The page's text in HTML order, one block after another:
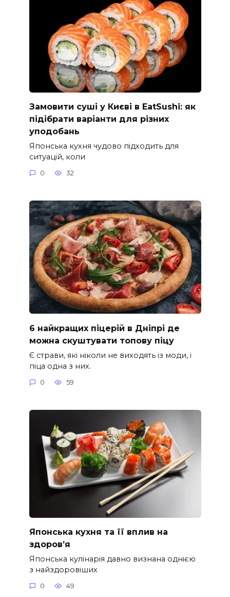
Замовити суші у Києві в EatSushi: як
підібрати варіанти для різних
уподобань
Японська кухня чудово підходить для
ситуацій, коли
0 32
6 найкращих піцерій в Дніпрі де
можна скуштувати топову піцу
Є страви, які ніколи не виходять із моди, і
піца одна з них.
0 59
Японська кухня та її вплив на
здоров’я
Японська кулінарія давно визнана однією
з найздоровіших
0 49